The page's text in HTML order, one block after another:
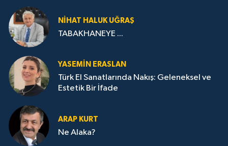
NIHAT HALUK UĞRAŞ
TABAKHANEYE ...
YASEMIN ERASLAN
Türk El Sanatlarında Nakış: Geleneksel ve
Estetik Bir İfade
ARAP KURT
Ne Alaka?